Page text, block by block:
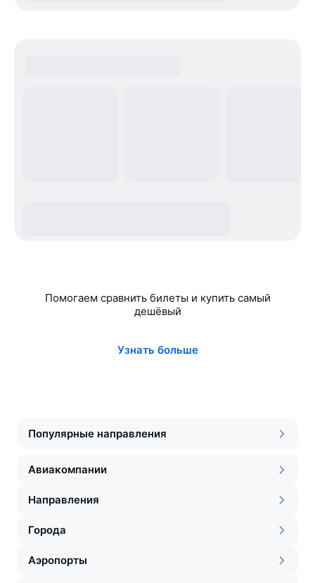
Помогаем сравнить билеты и купить самый
дешёвый
Узнать больше
Популярные направления
Авиакомпании
Направления
Города
Аэропорты